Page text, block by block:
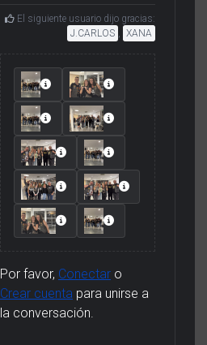
El siguiente usuario dijo gracias:
J.CARLOS , XANA
Por favor, Conectar o
Crear cuenta para unirse a
la conversación.